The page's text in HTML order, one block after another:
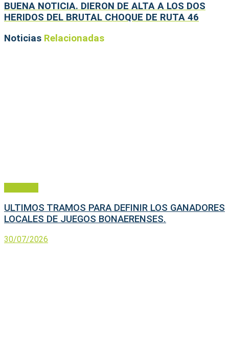
BUENA NOTICIA. DIERON DE ALTA A LOS DOS
HERIDOS DEL BRUTAL CHOQUE DE RUTA 46
Noticias Relacionadas
ULTIMOS TRAMOS PARA DEFINIR LOS GANADORES
LOCALES DE JUEGOS BONAERENSES.
30/07/2026